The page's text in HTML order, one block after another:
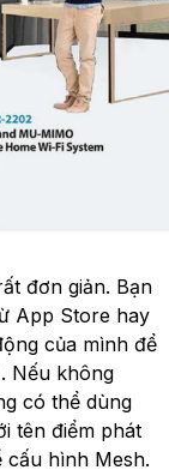
đơn giản. Bạn
App Store hay
của mình để
Nếu không
có thể dùng
tên điểm phát
cấu hình Mesh.